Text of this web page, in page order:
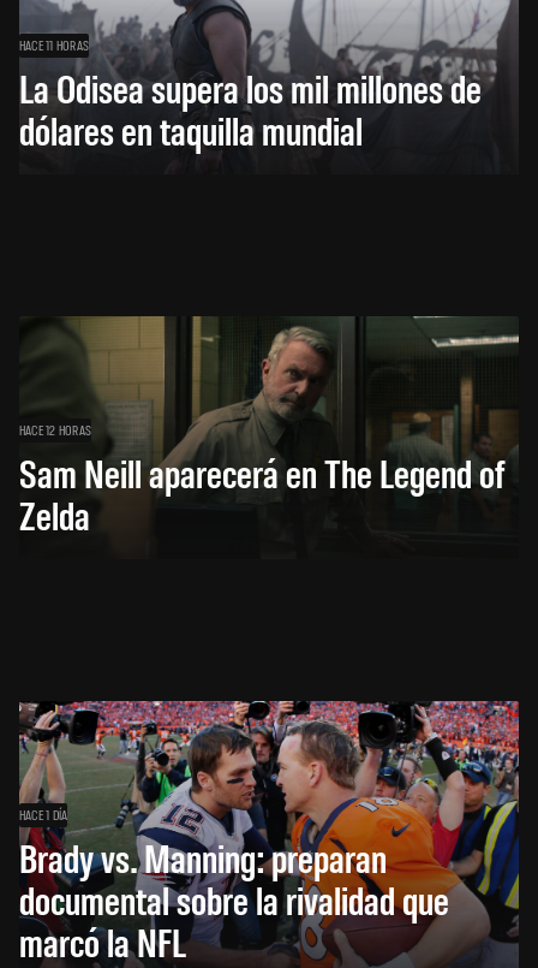
HACE 11 HORAS
La Odisea supera los mil millones de
dólares en taquilla mundial
HACE 12 HORAS
Sam Neill aparecerá en The Legend of
Zelda
HACE 1 DÍA
Brady vs. Manning: preparan
documental sobre la rivalidad que
marcó la NFL